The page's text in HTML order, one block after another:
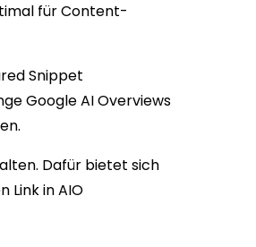
für Content-
Snippet
Google AI Overviews
Dafür bietet sich
Link in AIO